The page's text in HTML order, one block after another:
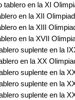
tablero en la XI
en la XII
en la XIII
en la XVII
suplente en la
en la XX
suplente en la
suplente en la
suplente en la